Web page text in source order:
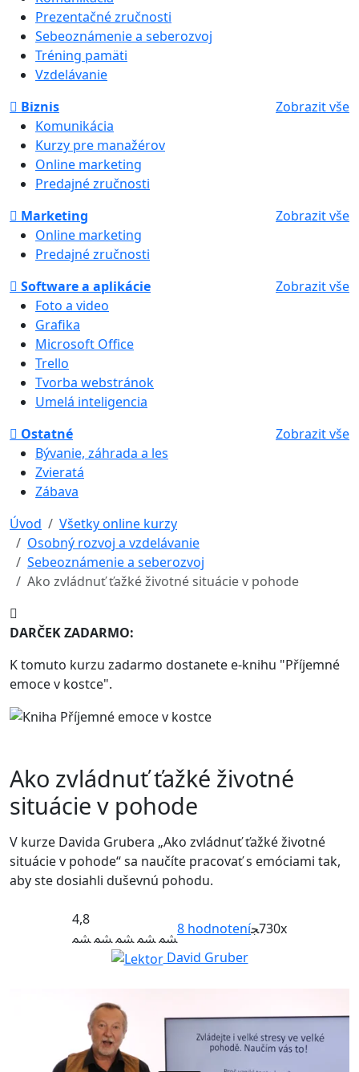
Prezentačné zručnosti
Sebeoznámenie a seberozvoj
Tréning pamäti
Vzdelávanie
Biznis
Zobrazit vše
Komunikácia
Kurzy pre manažérov
Online marketing
Predajné zručnosti
Marketing
Zobrazit vše
Online marketing
Predajné zručnosti
Software a aplikácie
Zobrazit vše
Foto a video
Grafika
Microsoft Office
Trello
Tvorba webstránok
Umelá inteligencia
Ostatné
Zobrazit vše
Bývanie, záhrada a les
Zvieratá
Zábava
Úvod
Všetky online kurzy
Osobný rozvoj a vzdelávanie
Sebeoznámenie a seberozvoj
Ako zvládnuť ťažké životné situácie v pohode
DARČEK ZADARMO:
K tomuto kurzu zadarmo dostanete e-knihu "Příjemné
emoce v kostce".
Ako zvládnuť ťažké životné
situácie v pohode
V kurze Davida Grubera „Ako zvládnuť ťažké životné
situácie v pohode“ sa naučíte pracovať s emóciami tak,
aby ste dosiahli duševnú pohodu.
4,8
8 hodnotení 730x
David Gruber